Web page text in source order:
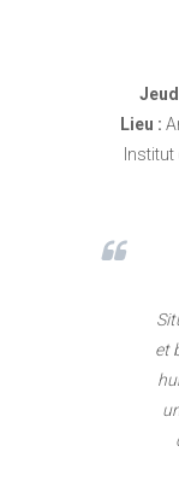
Lieu :
et